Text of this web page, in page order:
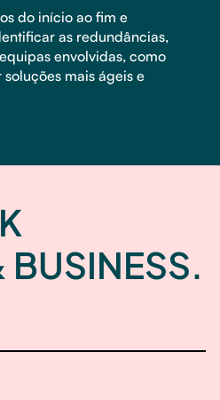
do início ao fim e
as redundâncias,
envolvidas, como
mais ágeis e
BUSINESS.